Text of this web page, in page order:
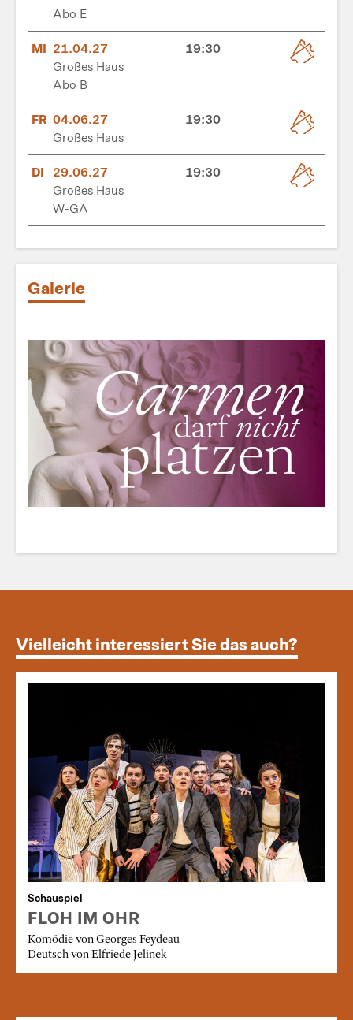
Abo E
MI 21.04.27
19:30
Großes Haus
Abo B
FR 04.06.27
19:30
Großes Haus
DI 29.06.27
19:30
Großes Haus
W-GA
Galerie
Vielleicht interessiert Sie das auch?
Schauspiel
FLOH IM OHR
Komödie von Georges Feydeau
Deutsch von Elfriede Jelinek